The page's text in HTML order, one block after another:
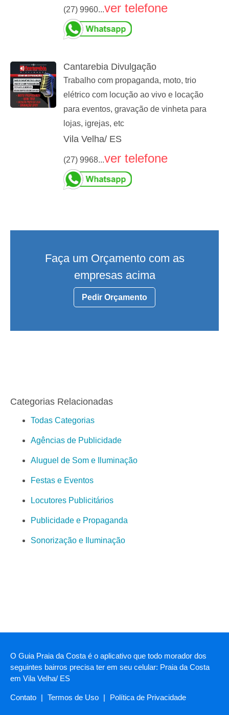
(27) 9960...ver telefone
Cantarebia Divulgação
Trabalho com propaganda, moto, trio
elétrico com locução ao vivo e locação
para eventos, gravação de vinheta para
lojas, igrejas, etc
Vila Velha/ ES
(27) 9968...ver telefone
Faça um Orçamento com as
empresas acima
Pedir Orçamento
Categorias Relacionadas
Todas Categorias
Agências de Publicidade
Aluguel de Som e Iluminação
Festas e Eventos
Locutores Publicitários
Publicidade e Propaganda
Sonorização e Iluminação
O Guia Praia da Costa é o aplicativo que todo morador dos
seguintes bairros precisa ter em seu celular: Praia da Costa
em Vila Velha/ ES
Contato | Termos de Uso | Política de Privacidade